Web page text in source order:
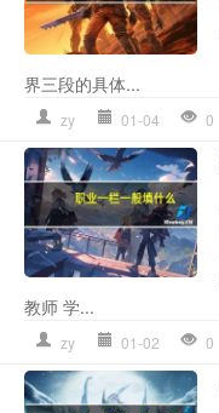
界三段的具体...
zy 01-04 0
教师 学...
zy 01-02 0